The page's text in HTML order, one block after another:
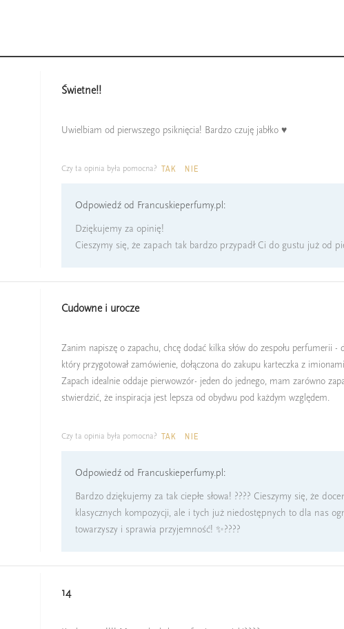
Świetne!!
Uwielbiam od pierwszego psiknięcia! Bardzo czuję jabłko ♥️
Czy ta opinia była pomocna? TAK NIE
Odpowiedź od Francuskieperfumy.pl:
Dziękujemy za opinię!
Cieszymy się, że zapach tak bardzo przypadł Ci do gustu już od
Cudowne i urocze
Zanim napiszę o zapachu, chcę dodać kilka słów do zespołu perfumerii -
który przygotował zamówienie, dołączona do zakupu karteczka z
Zapach idealnie oddaje pierwowzór- jeden do jednego, mam zarówno
stwierdzić, że inspiracja jest lepsza od obydwu pod każdym względem.
Czy ta opinia była pomocna? TAK NIE
Odpowiedź od Francuskieperfumy.pl:
Bardzo dziękujemy za tak ciepłe słowa! ???? Cieszymy się, że
klasycznych kompozycji, ale i tych już niedostępnych to dla nas
towarzyszy i sprawia przyjemność! ✨????
14